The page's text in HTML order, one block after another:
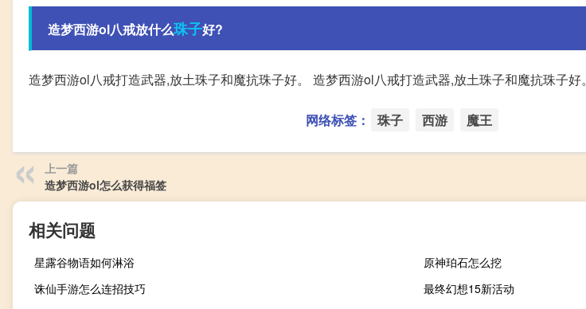
造梦西游ol八戒放什么珠子好?
造梦西游ol八戒打造武器,放土珠子和魔抗珠子好。 造梦西游ol八戒打造武器,放土珠子和魔抗珠子好。
网络标签： 珠子 西游 魔王
上一篇
造梦西游ol怎么获得福签
相关问题
星露谷物语如何淋浴
原神珀石怎么挖
诛仙手游怎么连招技巧
最终幻想15新活动